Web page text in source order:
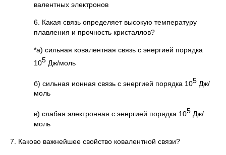
валентных электронов
6. Какая связь определяет высокую температуру
плавления и прочность кристаллов?
*а) сильная ковалентная связь с энергией порядка
105 Дж/моль
б) сильная ионная связь с энергией порядка 105 Дж/
моль
в) слабая электронная с энергией порядка 105 Дж/
моль
7. Каково важнейшее свойство ковалентной связи?